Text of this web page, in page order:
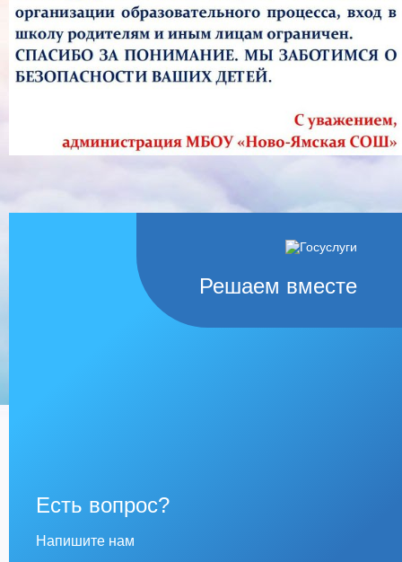
Решаем вместе
Есть вопрос?
Напишите нам